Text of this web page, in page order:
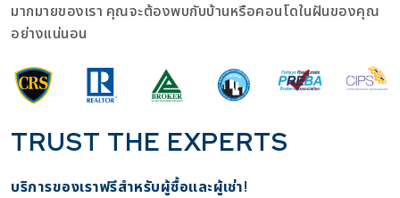
มากมายของเรา คุณจะต้องพบกับบ้านหรือคอนโดในฝันของคุณ
อย่างแน่นอน
TRUST THE EXPERTS
บริการของเราฟรีสำหรับผู้ซื้อและผู้เช่า!